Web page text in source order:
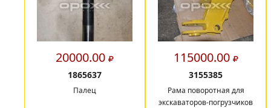
20000.00
1865637
Палец
115000.00
3155385
Рама поворотная для
экскаваторов-погрузчиков